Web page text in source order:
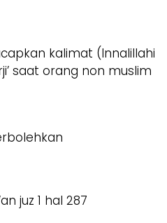
kalimat (Innalillahi
saat orang non muslim
juz 1 hal 287